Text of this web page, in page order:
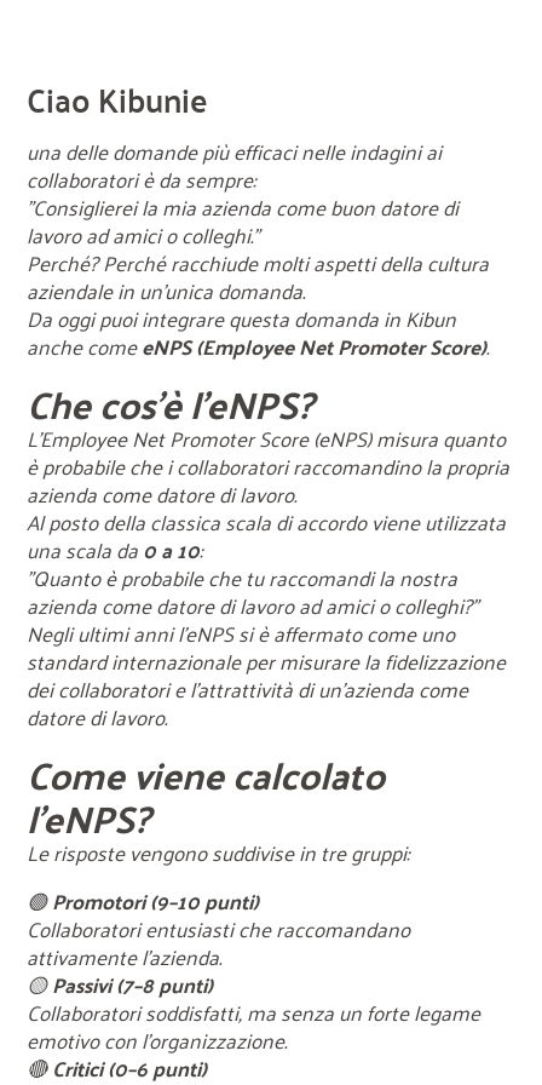
Ciao Kibunie
una delle domande più efficaci nelle indagini ai
collaboratori è da sempre:
"Consiglierei la mia azienda come buon datore di
lavoro ad amici o colleghi."
Perché? Perché racchiude molti aspetti della cultura
aziendale in un'unica domanda.
Da oggi puoi integrare questa domanda in Kibun
anche comeeNPS (Employee Net Promoter Score).
Che cos'è l'eNPS?
L'Employee Net Promoter Score (eNPS) misura quanto
è probabile che i collaboratori raccomandino la propria
azienda come datore di lavoro.
Al posto della classica scala di accordo viene utilizzata
una scala da 0 a 10:
"Quanto è probabile che tu raccomandi la nostra
azienda come datore di lavoro ad amici o colleghi?"
Negli ultimi anni l'eNPS si è affermato come uno
standard internazionale per misurare la fidelizzazione
dei collaboratori e l'attrattività di un'azienda come
datore di lavoro.
Come viene calcolato
l'eNPS?
Le risposte vengono suddivise in tre gruppi:
🟢Promotori (9–10 punti)
Collaboratori entusiasti che raccomandano
attivamente l'azienda.
🟡Passivi (7–8 punti)
Collaboratori soddisfatti, ma senza un forte legame
emotivo con l'organizzazione.
🔴Critici (0–6 punti)